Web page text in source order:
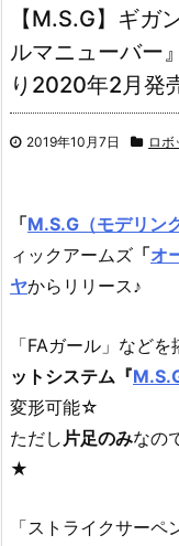
【M.S.G】ギガ
ルマニューバー
り2020年2月発
2019年10月7日 ロボ
「M.S.G（モデリン
ィックアームズ 「オ
ヤからリリース♪
「FAガール」など
ットシステム『
変形可能☆
ただし 片足のみなの
★
「ストライクサーペ